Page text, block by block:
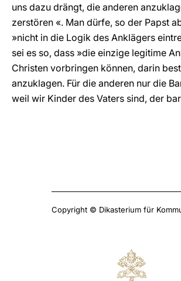
uns dazu drängt, die anderen
zerstören «. Man dürfe, so der Papst
»nicht in die Logik des Anklägers
sei es so, dass »die einzige legitime
Christen vorbringen können, darin
anzuklagen. Für die anderen nur die
weil wir Kinder des Vaters sind, der
Copyright © Dikasterium für